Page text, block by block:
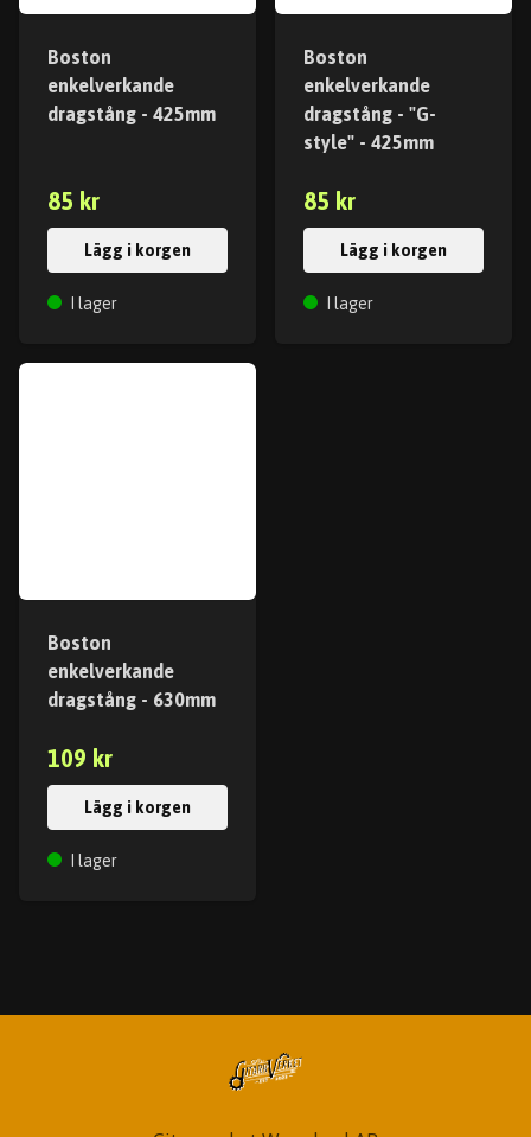
Boston
enkelverkande
dragstång - 425mm
85 kr
Lägg i korgen
I lager
Boston
enkelverkande
dragstång - "G-
style" - 425mm
85 kr
Lägg i korgen
I lager
Boston
enkelverkande
dragstång - 630mm
109 kr
Lägg i korgen
I lager